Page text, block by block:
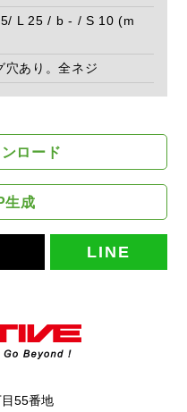
L 25 / b - / S 10 (m
穴あり。全ネジ
ロード
生成
LINE
55番地